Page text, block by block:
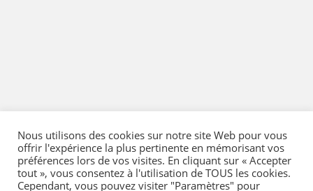
Nous utilisons des cookies sur notre site Web pour vous
offrir l'expérience la plus pertinente en mémorisant vos
préférences lors de vos visites. En cliquant sur « Accepter
tout », vous consentez à l'utilisation de TOUS les cookies.
Cependant, vous pouvez visiter "Paramètres" pour